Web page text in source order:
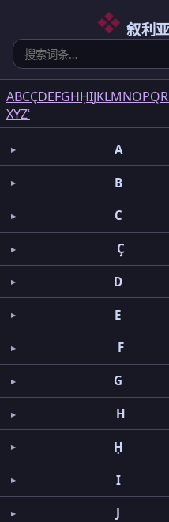
叙利
ABCÇDEFGHḤIJKLMNOPQR
XYZʿ
A
B
C
Ç
D
E
F
G
H
Ḥ
I
J